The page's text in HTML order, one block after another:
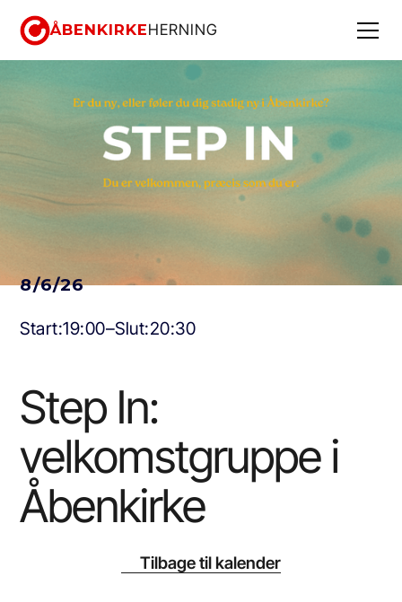
ÅBENKIRKEHERNING
8/6/26
Start:19:00–Slut:20:30
Step In:
velkomstgruppe i
Åbenkirke
Tilbage til kalender